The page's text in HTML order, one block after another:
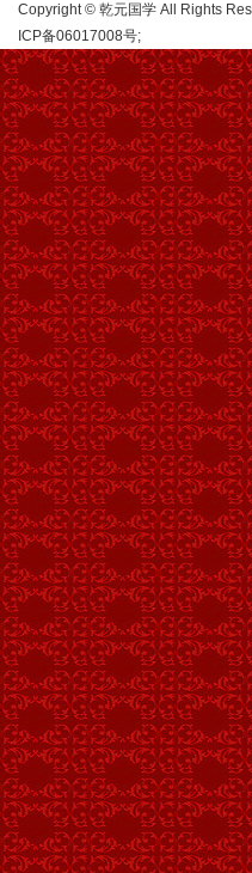
Copyright © 乾元国学 All Rights
ICP备06017008号;